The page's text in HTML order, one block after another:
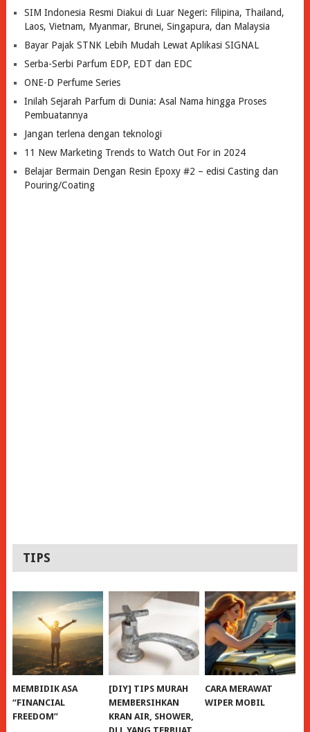
SIM Indonesia Resmi Diakui di Luar Negeri: Filipina, Thailand,
Laos, Vietnam, Myanmar, Brunei, Singapura, dan Malaysia
Bayar Pajak STNK Lebih Mudah Lewat Aplikasi SIGNAL
Serba-Serbi Parfum EDP, EDT dan EDC
ONE-D Perfume Series
Inilah Sejarah Parfum di Dunia: Asal Nama hingga Proses
Pembuatannya
Jangan terlena dengan teknologi
11 New Marketing Trends to Watch Out For in 2024
Belajar Bermain Dengan Resin Epoxy #2 – edisi Casting dan
Pouring/Coating
TIPS
MEMBIDIK ASA
“FINANCIAL
FREEDOM”
[DIY] TIPS MURAH
MEMBERSIHKAN
KRAN AIR, SHOWER,
CARA MERAWAT
WIPER MOBIL